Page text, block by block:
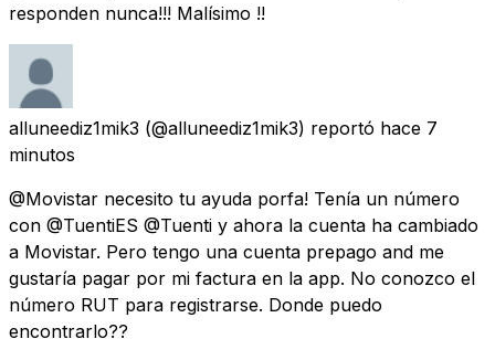
responden nunca!!! Malísimo !!
alluneediz1mik3 (@alluneediz1mik3) reportó hace 7
minutos
@Movistar necesito tu ayuda porfa! Tenía un número
con @TuentiES @Tuenti y ahora la cuenta ha cambiado
a Movistar. Pero tengo una cuenta prepago and me
gustaría pagar por mi factura en la app. No conozco el
número RUT para registrarse. Donde puedo
encontrarlo??